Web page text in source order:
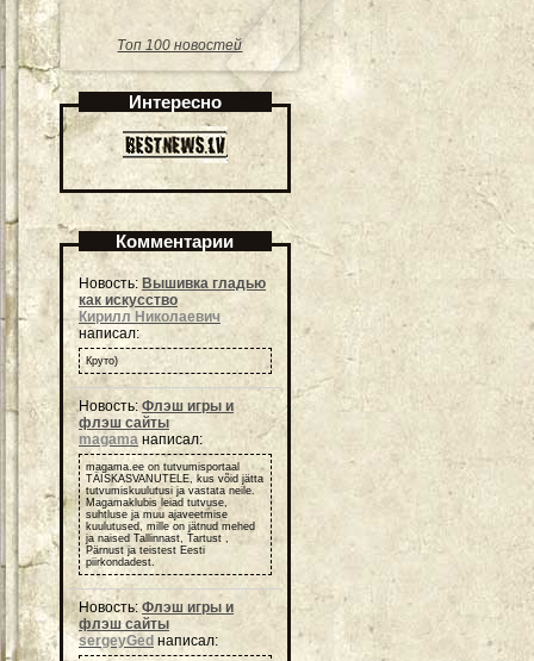
Топ 100 новостей
Интересно
Комментарии
Новость: Вышивка гладью
как искусство
Кирилл Николаевич
написал:
Круто)
Новость: Флэш игры и
флэш сайты
magama написал:
magama.ee on tutvumisportaal
TÄISKASVANUTELE, kus võid jätta
tutvumiskuulutusi ja vastata neile.
Magamaklubis leiad tutvuse,
suhtluse ja muu ajaveetmise
kuulutused, mille on jätnud mehed
ja naised Tallinnast, Tartust ,
Pärnust ja teistest Eesti
piirkondadest.
Новость: Флэш игры и
флэш сайты
sergeyGed написал: